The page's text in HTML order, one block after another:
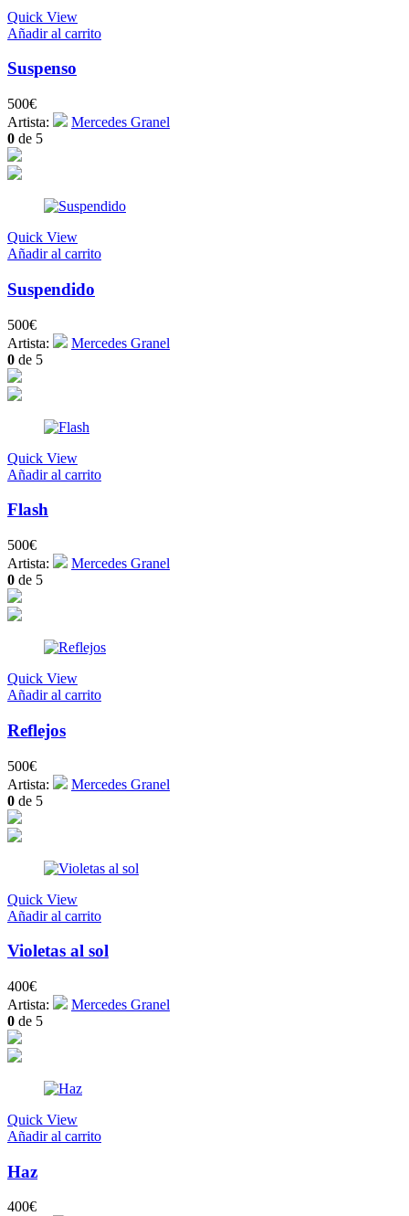
Quick View
Añadir al carrito
Suspenso
500€
Artista:
Mercedes Granel
0 de 5
Quick View
Añadir al carrito
Suspendido
500€
Artista:
Mercedes Granel
0 de 5
Quick View
Añadir al carrito
Flash
500€
Artista:
Mercedes Granel
0 de 5
Quick View
Añadir al carrito
Reflejos
500€
Artista:
Mercedes Granel
0 de 5
Quick View
Añadir al carrito
Violetas al sol
400€
Artista:
Mercedes Granel
0 de 5
Quick View
Añadir al carrito
Haz
400€